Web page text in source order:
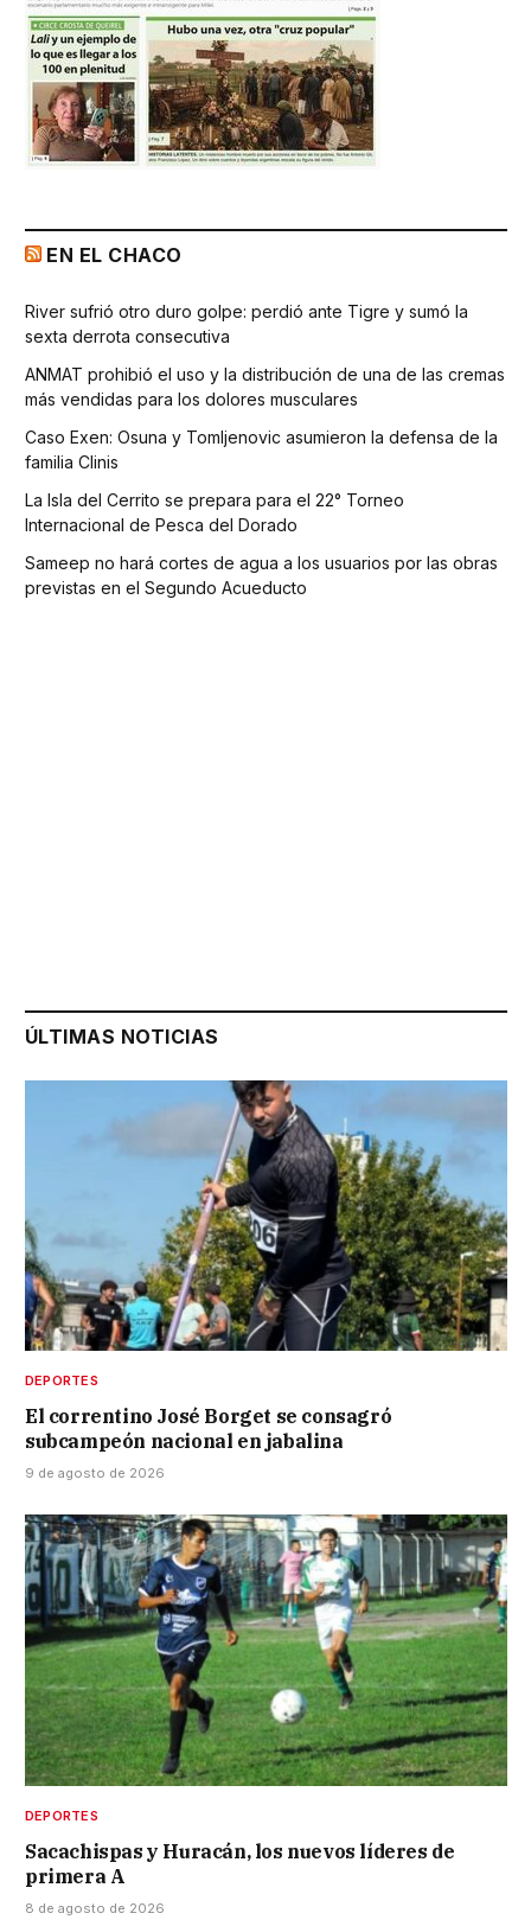
EN EL CHACO
River sufrió otro duro golpe: perdió ante Tigre y sumó la
sexta derrota consecutiva
ANMAT prohibió el uso y la distribución de una de las cremas
más vendidas para los dolores musculares
Caso Exen: Osuna y Tomljenovic asumieron la defensa de la
familia Clinis
La Isla del Cerrito se prepara para el 22° Torneo
Internacional de Pesca del Dorado
Sameep no hará cortes de agua a los usuarios por las obras
previstas en el Segundo Acueducto
ÚLTIMAS NOTICIAS
DEPORTES
El correntino José Borget se consagró
subcampeón nacional en jabalina
9 de agosto de 2026
DEPORTES
Sacachispas y Huracán, los nuevos líderes de
primera A
8 de agosto de 2026